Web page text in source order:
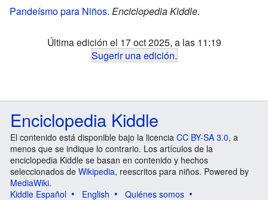
Pandeísmo para Niños. Enciclopedia Kiddle.
Última edición el 17 oct 2025, a las 11:19
Sugerir una edición.
Enciclopedia Kiddle
El contenido está disponible bajo la licencia CC BY-SA 3.0, a
menos que se indique lo contrario. Los artículos de la
enciclopedia Kiddle se basan en contenido y hechos
seleccionados de Wikipedia, reescritos para niños. Powered by
MediaWiki.
Kiddle Español
English
Quiénes somos